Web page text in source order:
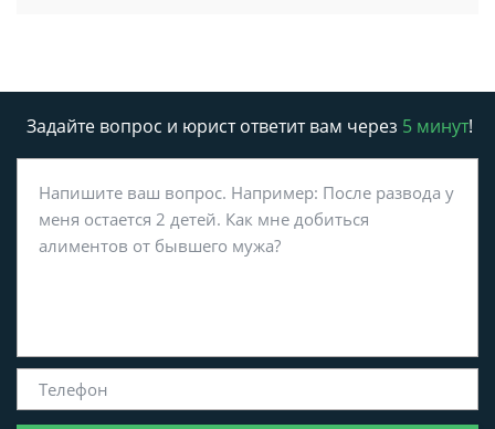
Задайте вопрос и юрист ответит вам через 5 минут!